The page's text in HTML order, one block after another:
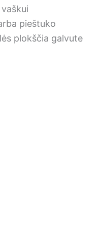
pieštuko
plokščia galvute